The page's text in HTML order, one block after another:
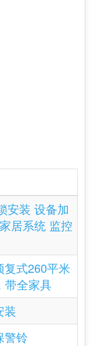
安装 设备加
居系统 监控
式260平米
带全家具
装
警铃